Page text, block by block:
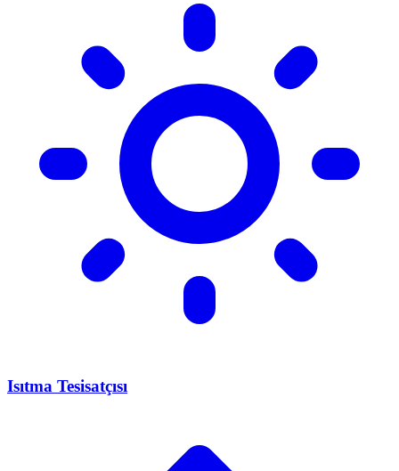
Isıtma Tesisatçısı